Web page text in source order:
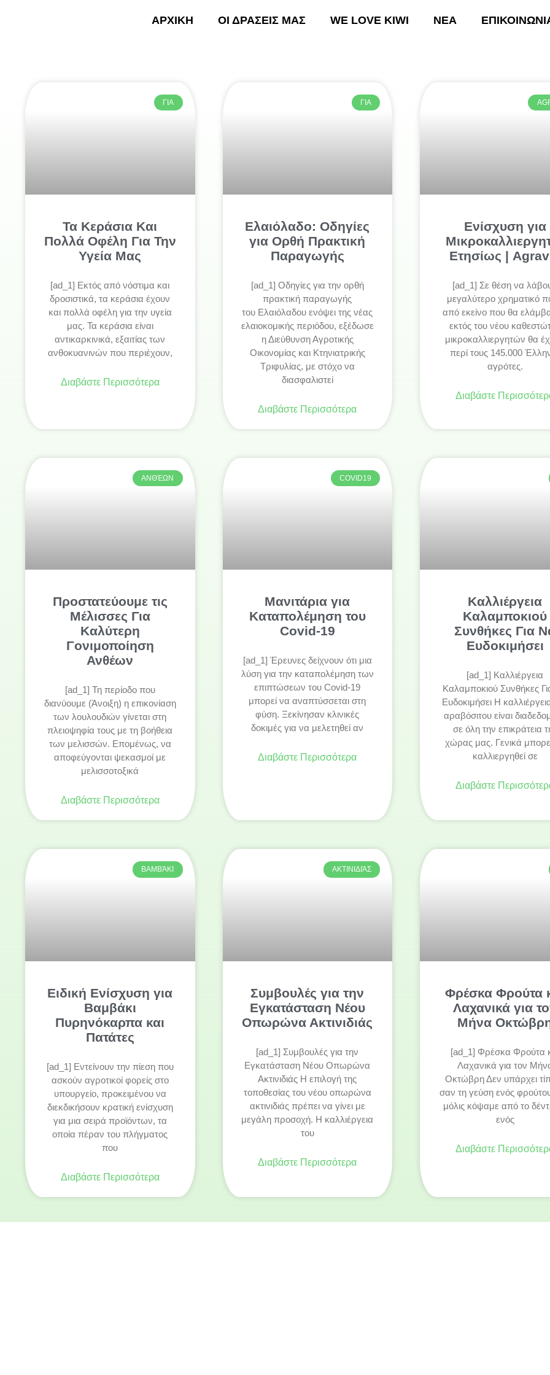
ΑΡΧΙΚΗ ΟΙ ΔΡΑΣΕΙΣ ΜΑΣ WE LOVE KIWI ΝΕΑ
ΟΙ ΔΡΑΣΕΙΣ ΜΑΣ
ΓΙΑ
Τα Κεράσια Και
Πολλά Οφέλη Για Την
Υγεία Μας
[ad_1] Εκτός από νόστιμα και
δροσιστικά, τα κεράσια έχουν
και πολλά οφέλη για την υγεία
μας. Τα κεράσια είναι
αντικαρκινικά, εξαιτίας των
ανθοκυανινών που περιέχουν,
Διαβάστε Περισσότερα
ΓΙΑ
Ελαιόλαδο: Οδηγίες
για Ορθή Πρακτική
Παραγωγής
[ad_1] Οδηγίες για την ορθή
πρακτική παραγωγής
του Ελαιόλαδου ενόψει της νέας
ελαιοκομικής περιόδου, εξέδωσε
η Διεύθυνση Αγροτικής
Οικονομίας και Κτηνιατρικής
Τριφυλίας, με στόχο να
διασφαλιστεί
Διαβάστε Περισσότερα
Ενίσχυση για
Ετησίως |
[ad_1] Σε θέση να
μεγαλύτερο χρηματικό
από εκείνο που θα
εκτός του νέου
μικροκαλλιεργητών θα
περί τους 145.000
αγρότες.
Διαβάστε
ΑΝΘΈΩΝ
Προστατεύουμε τις
Μέλισσες Για
Καλύτερη
Γονιμοποίηση
Ανθέων
[ad_1] Τη περίοδο που
διανύουμε (Άνοιξη) η επικονίαση
των λουλουδιών γίνεται στη
πλειοψηφία τους με τη βοήθεια
των μελισσών. Επομένως, να
αποφεύγονται ψεκασμοί με
μελισσοτοξικά
Διαβάστε Περισσότερα
COVID19
Μανιτάρια για
Καταπολέμηση του
Covid-19
[ad_1] Έρευνες δείχνουν ότι μια
λύση για την καταπολέμηση των
επιπτώσεων του Covid-19
μπορεί να αναπτύσσεται στη
φύση. Ξεκίνησαν κλινικές
δοκιμές για να μελετηθεί αν
Διαβάστε Περισσότερα
Καλλιέργεια
Καλαμποκιού
Συνθήκες Για
Ευδοκιμήσει
[ad_1] Καλλιέργεια
Καλαμποκιού Συνθήκες
Ευδοκιμήσει Η
αραβόσιτου είναι
σε όλη την επικράτεια
χώρας μας. Γενικά
καλλιεργηθεί σε
Διαβάστε
ΒΑΜΒΆΚΙ
Ειδική Ενίσχυση για
Βαμβάκι
Πυρηνόκαρπα και
Πατάτες
[ad_1] Εντείνουν την πίεση που
ασκούν αγροτικοί φορείς στο
υπουργείο, προκειμένου να
διεκδικήσουν κρατική ενίσχυση
για μια σειρά προϊόντων, τα
οποία πέραν του πλήγματος
που
Διαβάστε Περισσότερα
ΑΚΤΙΝΙΔΙΆΣ
Συμβουλές για την
Εγκατάσταση Νέου
Οπωρώνα Ακτινιδιάς
[ad_1] Συμβουλές για την
Εγκατάσταση Νέου Οπωρώνα
Ακτινιδιάς Η επιλογή της
τοποθεσίας του νέου οπωρώνα
ακτινιδιάς πρέπει να γίνει με
μεγάλη προσοχή. Η καλλιέργεια
του
Διαβάστε Περισσότερα
Φρέσκα Φρούτα
Λαχανικά για
Μήνα
[ad_1] Φρέσκα Φρούτα
Λαχανικά για τον
Οκτώβρη Δεν υπάρχει
σαν τη γεύση ενός
μόλις κόψαμε από το
ενός
Διαβάστε